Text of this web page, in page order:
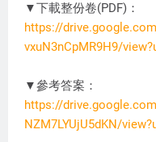
▼下載整份卷(PDF)：
https://
vxuN3nCpMR9H9/
▼參考答案：
https://
NZM7LYUjU5dKN/